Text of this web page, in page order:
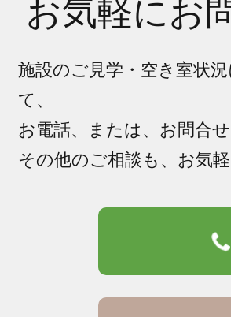
お気軽にお
施設のご見学・空き室状
て、
お電話、または、お問合
その他のご相談も、お気